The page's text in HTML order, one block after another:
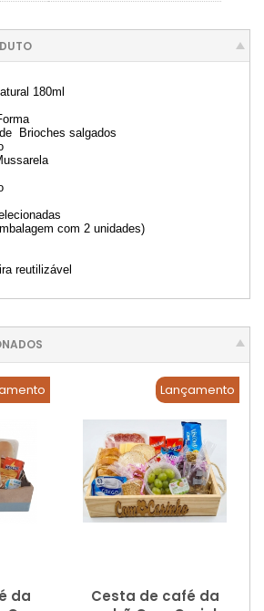
180ml
Brioches salgados
com 2 unidades)
reutilizável
da
Lançamento
Cesta de café da